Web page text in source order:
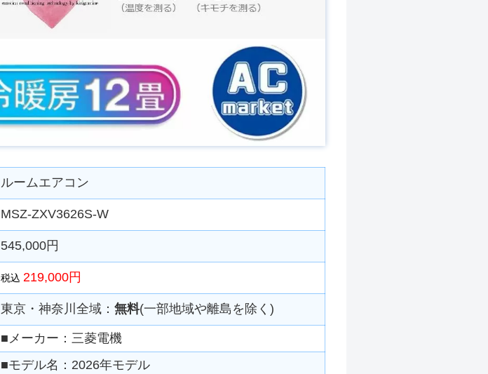
ルームエアコン
MSZ-ZXV3626S-W
545,000円
税込 219,000円
東京・神奈川全域： 無料(一部地域や離島を除く)
■メーカー：三菱電機
■モデル名：2026年モデル